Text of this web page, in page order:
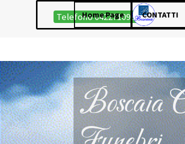
Vai ai contenuti
Home Page
CONTATTI
Telefono 0422710985
Boscaia